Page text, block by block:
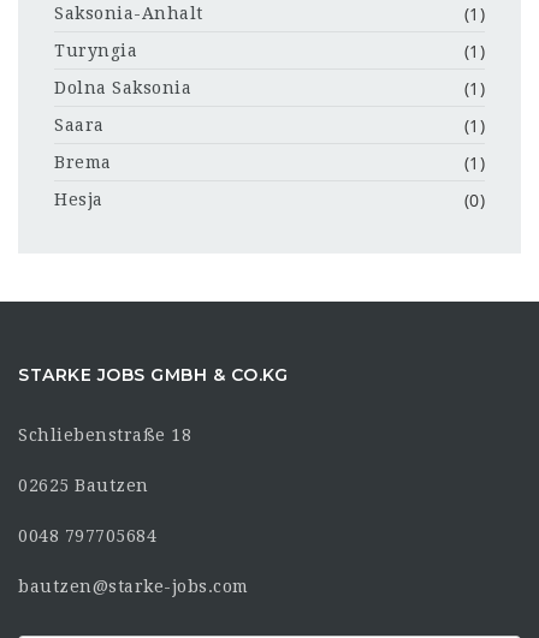
Saksonia-Anhalt (1)
Turyngia (1)
Dolna Saksonia (1)
Saara (1)
Brema (1)
Hesja (0)
STARKE JOBS GMBH & CO.KG
Schliebenstraße 18
02625 Bautzen
0048 797705684
bautzen@starke-jobs.com